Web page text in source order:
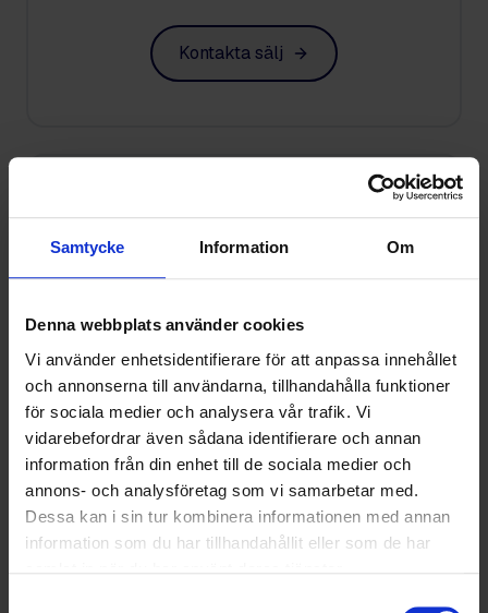
Samtycke Information Om
Denna webbplats använder cookies
Vi använder enhetsidentifierare för att anpassa innehållet
och annonserna till användarna, tillhandahålla funktioner
för sociala medier och analysera vår trafik. Vi
vidarebefordrar även sådana identifierare och annan
information från din enhet till de sociala medier och
annons- och analysföretag som vi samarbetar med.
Dessa kan i sin tur kombinera informationen med annan
information som du har tillhandahållit eller som de har
Kontakta sälj
Partner
Bli en del av vårt växande partnernätverk.
Kontakta oss